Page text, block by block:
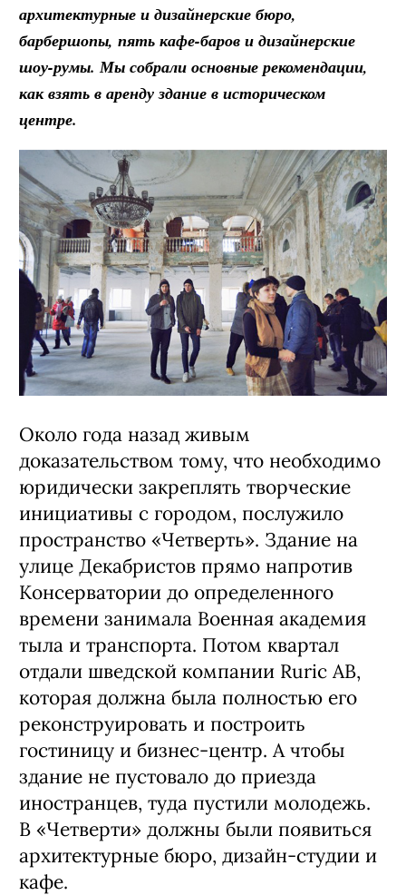
архитектурные и дизайнерские бюро,
барбершопы, пять кафе-баров и дизайнерские
шоу-румы. Мы собрали основные рекомендации,
как взять в аренду здание в историческом
центре.
Около года назад живым
доказательством тому, что необходимо
юридически закреплять творческие
инициативы с городом, послужило
пространство «Четверть». Здание на
улице Декабристов прямо напротив
Консерватории до определенного
времени занимала Военная академия
тыла и транспорта. Потом квартал
отдали шведской компании Ruric AB,
которая должна была полностью его
реконструировать и построить
гостиницу и бизнес-центр. А чтобы
здание не пустовало до приезда
иностранцев, туда пустили молодежь.
В «Четверти» должны были появиться
архитектурные бюро, дизайн-студии и
кафе.